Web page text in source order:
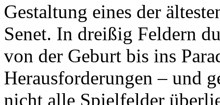
Gestaltung eines der
Senet. In dreißig Feldern
von der Geburt bis ins
Herausforderungen – und
nicht alle Spielfelder